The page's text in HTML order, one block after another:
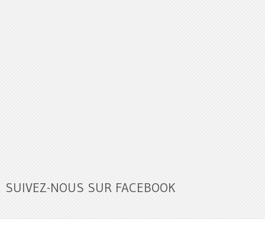
SUIVEZ-NOUS SUR FACEBOOK